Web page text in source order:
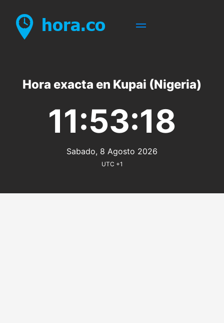
Hora exacta en Kupai (Nigeria)
11:53:18
Sabado, 8 Agosto 2026
UTC +1